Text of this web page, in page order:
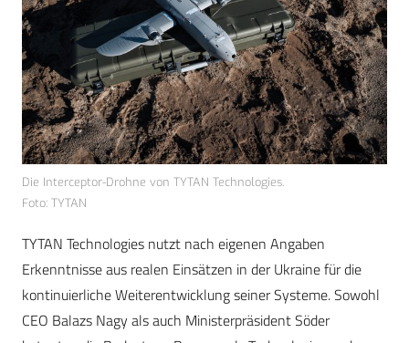
Die Interceptor-Drohne von TYTAN Technologies.
Foto: TYTAN
TYTAN Technologies nutzt nach eigenen Angaben
Erkenntnisse aus realen Einsätzen in der Ukraine für die
kontinuierliche Weiterentwicklung seiner Systeme. Sowohl
CEO Balazs Nagy als auch Ministerpräsident Söder